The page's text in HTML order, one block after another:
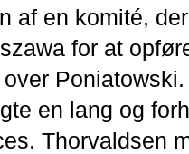
af en komité,
for at
Poniatowski.
en lang og
Thorvaldsen